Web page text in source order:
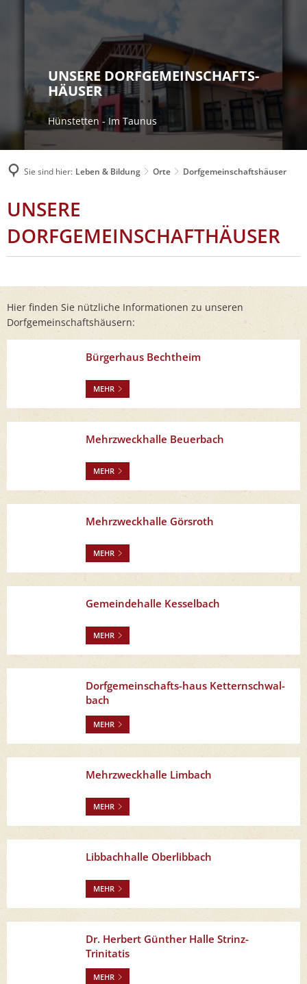
UNSERE DORFGEMEINSCHAFTS-
HÄUSER
Hünstetten - Im Taunus
Sie sind hier: Leben & Bildung Orte Dorfgemeinschaftshäuser
DORFGEMEINSCHAFTSHÄUSER
UNSERE
DORFGEMEINSCHAFTHÄUSER
Hier finden Sie nützliche Informationen zu unseren
Dorfgemeinschaftshäusern:
Bürgerhaus Bechtheim
MEHR
Mehrzweckhalle Beuerbach
MEHR
Mehrzweckhalle Görsroth
MEHR
Gemeindehalle Kesselbach
MEHR
Dorfgemeinschafts-haus Ketternschwal-
bach
MEHR
Mehrzweckhalle Limbach
MEHR
Libbachhalle Oberlibbach
MEHR
Dr. Herbert Günther Halle Strinz-
Trinitatis
MEHR